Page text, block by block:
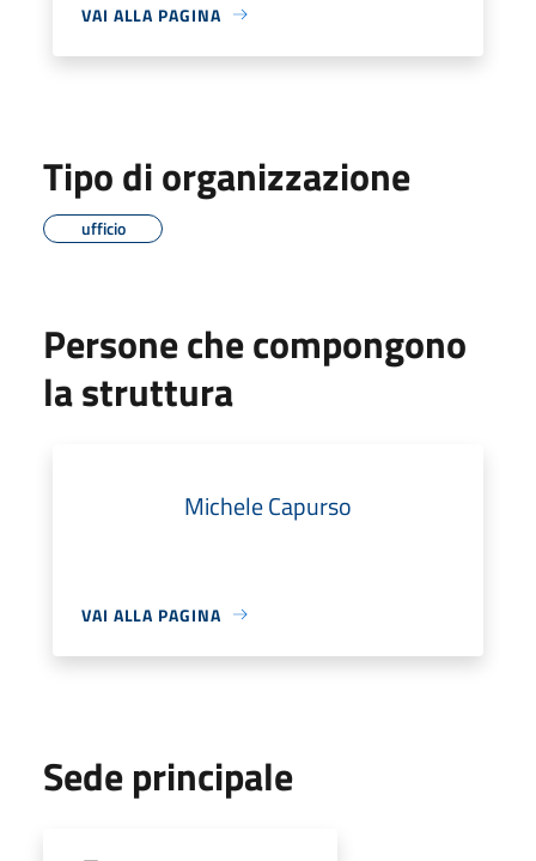
VAI ALLA PAGINA
Tipo di organizzazione
ufficio
Persone che compongono
la struttura
Michele Capurso
VAI ALLA PAGINA
Sede principale